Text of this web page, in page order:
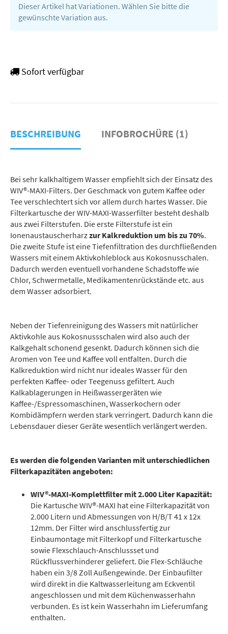
Dieser Artikel hat Variationen. Wählen Sie bitte die
gewünschte Variation aus.
Sofort verfügbar
BESCHREIBUNG INFOBROCHÜRE (1)
Bei sehr kalkhaltigem Wasser empfiehlt sich der Einsatz des
WIV®-MAXI-Filters. Der Geschmack von gutem Kaffee oder
Tee verschlechtert sich vor allem durch hartes Wasser. Die
Filterkartusche der WIV-MAXI-Wasserfilter besteht deshalb
aus zwei Filterstufen. Die erste Filterstufe ist ein
Ionenaustauscherharzzur Kalkreduktion um bis zu 70%.
Die zweite Stufe ist eine Tiefenfiltration des durchfließenden
Wassers mit einem Aktivkohleblock aus Kokosnusschalen.
Dadurch werden eventuell vorhandene Schadstoffe wie
Chlor, Schwermetalle, Medikamentenrückstände etc. aus
dem Wasser adsorbiert.
Neben der Tiefenreinigung des Wassers mit natürlicher
Aktivkohle aus Kokosnussschalen wird also auch der
Kalkgehalt schonend gesenkt. Dadurch können sich die
Aromen von Tee und Kaffee voll entfalten. Durch die
Kalkreduktion wird nicht nur ideales Wasser für den
perfekten Kaffee- oder Teegenuss gefiltert. Auch
Kalkablagerungen in Heißwassergeräten wie
Kaffee-/Espressomaschinen, Wasserkochern oder
Kombidämpfern werden stark verringert. Dadurch kann die
Lebensdauer dieser Geräte wesentlich verlängert werden.
Es werden die folgenden Varianten mit unterschiedlichen
Filterkapazitäten angeboten:
WIV®-MAXI-Komplettfilter mit 2.000 Liter Kapazität:
Die Kartusche WIV®-MAXI hat eine Filterkapazität von
2.000 Litern und Abmessungen von H/B/T 41 x 12x
12mm. Der Filter wird anschlussfertig zur
Einbaumontage mit Filterkopf und Filterkartusche
sowie Flexschlauch-Anschlussset und
Rückflussverhinderer geliefert. Die Flex-Schläuche
haben ein 3/8 Zoll Außengewinde. Der Einbaufilter
wird direkt in die Kaltwasserleitung am Eckventil
angeschlossen und mit dem Küchenwasserhahn
verbunden. Es ist kein Wasserhahn im Lieferumfang
enthalten.